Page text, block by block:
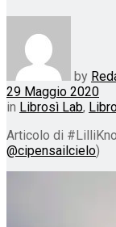
by
29 Maggio 2020
in Librosì Lab,
Articolo di
@cipensailcielo)